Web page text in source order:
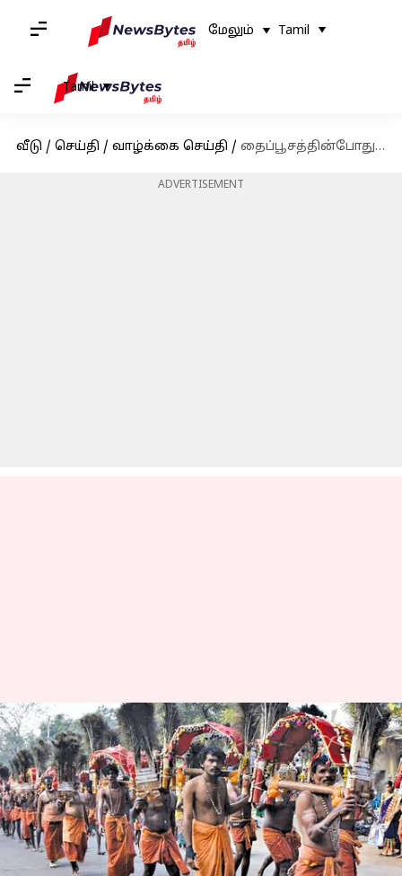
மேலும் Tamil
Tamil
வீடு / செய்தி / வாழ்க்கை செய்தி / தைப்பூசத்தின்போது பழனிக்கு மட்டும் பாதயாத்திரை மேற்கொள்வது ஏன்? வரலாற்று பின்னணியும் நம்பிக்கையும்
ADVERTISEMENT
தைப்பூசத்தின்போது
பழனிக்கு மட்டும்
பாதயாத்திரை
மேற்கொள்வது ஏன்?
வரலாற்று பின்னணியும்
நம்பிக்கையும்